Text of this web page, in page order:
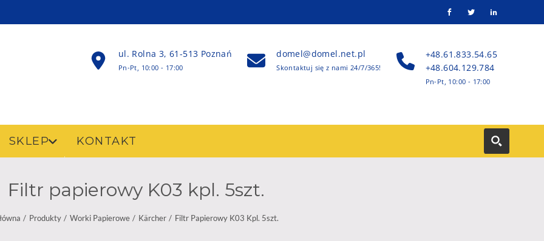
ul. Rolna 3, 61-513 Poznań
Pn-Pt, 10:00 - 17:00
domel@domel.net.pl
Skontaktuj się z nami 24/7/365!
+48.61.833.54.65
+48.604.129.784
Pn-Pt, 10:00 - 17:00
SKLEP KONTAKT
Filtr papierowy K03 kpl. 5szt.
Produkty Worki Papierowe Kärcher Filtr Papierowy K03 Kpl. 5szt.